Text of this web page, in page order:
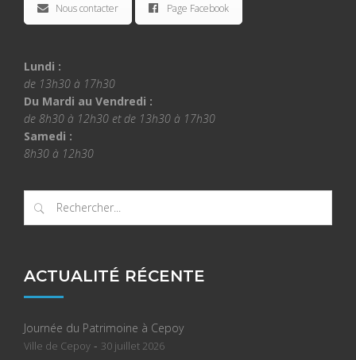
Nous contacter Page Facebook
Lundi :
de 13h30 à 17h30
Du Mardi au Vendredi :
de 8h30 à 12h30 et de 13h30 à 17h30
Samedi :
8h30 à 12h30
ACTUALITÉ RÉCENTE
Journée du Patrimoine à Cepoy
Ville de Cepoy - 30 juillet 2026